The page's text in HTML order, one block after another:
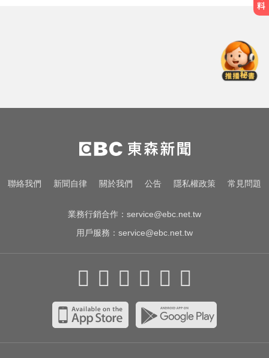
續交涉聯繫
AI「成人伴侶」機器人真的來了！
可喬165種姿勢售價曝
快訊／國2油罐車撞休旅「打橫匝
聯絡我們 新聞自律 關於我們 公告 隱私權政策 常見問題
業務行銷合作： service@ebc.net.tw
用戶服務： service@ebc.net.tw